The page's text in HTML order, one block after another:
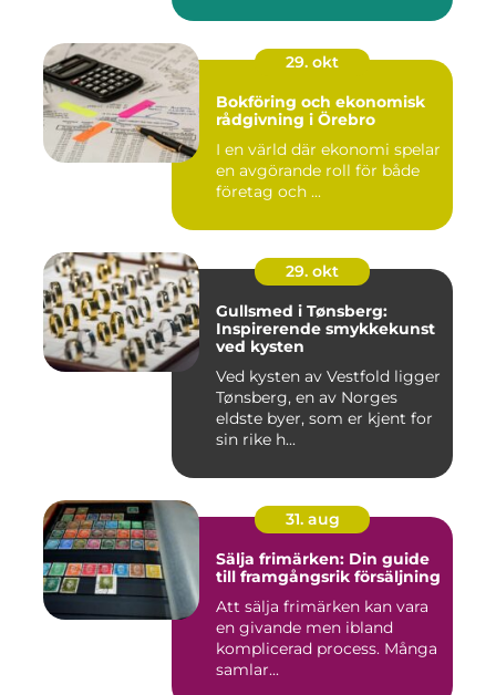
29. okt
Bokföring och ekonomisk
rådgivning i Örebro
I en värld där ekonomi spelar
en avgörande roll för både
företag och ...
29. okt
Gullsmed i Tønsberg:
Inspirerende smykkekunst
ved kysten
Ved kysten av Vestfold ligger
Tønsberg, en av Norges
eldste byer, som er kjent for
sin rike h...
31. aug
Sälja frimärken: Din guide
till framgångsrik försäljning
Att sälja frimärken kan vara
en givande men ibland
komplicerad process. Många
samlar...